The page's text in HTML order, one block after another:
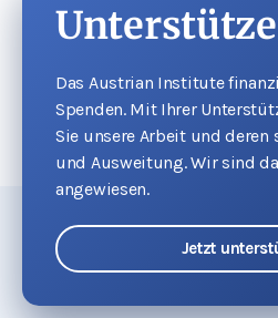
Das Austrian Institute
Spenden. Mit Ihrer
Sie unsere Arbeit und deren
und Ausweitung. Wir sind
angewiesen.
Jetzt